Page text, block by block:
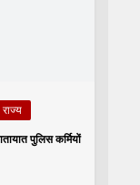
राज्य
पुलिस कर्मियों